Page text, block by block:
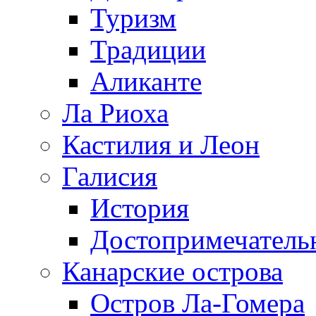
Туризм
Традиции
Аликанте
Ла Риоха
Кастилия и Леон
Галисия
История
Канарские острова
Остров Ла-Гомера